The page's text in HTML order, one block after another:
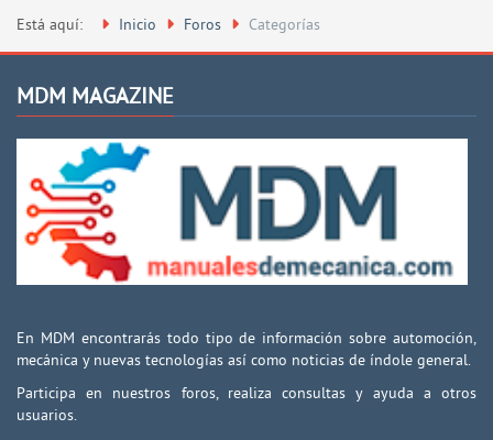
Está aquí: Inicio Foros Categorías
MDM MAGAZINE
En MDM encontrarás todo tipo de información sobre automoción,
mecánica y nuevas tecnologías así como noticias de índole general.
Participa en nuestros foros, realiza consultas y ayuda a otros
usuarios.